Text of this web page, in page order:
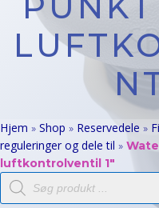
Hjem » Shop » Reservedele »
reguleringer og dele til »
luftkontrolventil 1″
Products
search